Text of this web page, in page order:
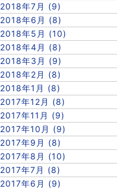
2018年7月 (9)
2018年6月 (8)
2018年5月 (10)
2018年4月 (8)
2018年3月 (9)
2018年2月 (8)
2018年1月 (8)
2017年12月 (8)
2017年11月 (9)
2017年10月 (9)
2017年9月 (8)
2017年8月 (10)
2017年7月 (8)
2017年6月 (9)